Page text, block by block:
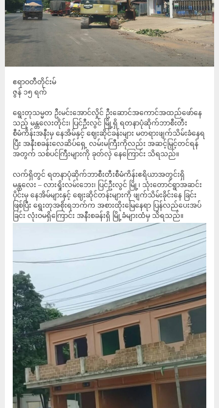
‎ဧရာဝတီတိုင်းမ်
‎‎ဇွန် ၁၅ ရက်
ရွေးတုသမ္မတ ဦးမင်းအောင်လှိုင် ဦးဆောင်အကောင်အထည်ဖော်နေ
သည့် မန္တလေးတိုင်း၊ ပြင်ဦးလွင် မြို့ရှိ ရတနာပုံဆိုက်ဘာစီးတီး
စီမံကိန်းအနီးမှ နေအိမ်နှင့် ဈေးဆိုင်ခန်းများ မတရားဖျက်သိမ်းခံနေရ
ပြီး အနီးစခန်းလေဆိပ်ရှေ့ လမ်းမကြီးကိုလည်း အဆင့်မြှင့်တင်ရန်
အတွက် သစ်ပင်ကြီးများကို ခုတ်လှဲ နေကြောင်း သိရသည်။
လက်ရှိတွင် ရတနာပုံဆိုက်ဘာစီးတီးစီမံကိန်းဧရိယာအတွင်းရှိ
မန္တလေး – လားရှိုးလမ်းဘေး၊ ပြင်ဦးလွင် မြို့၊ သုံးတောင်ရွာအဆင်း
ပိုင်းမှ နေအိမ်များနှင့် ဈေးဆိုင်တန်းများကို ဖျက်သိမ်းခိုင်းနေ ခြင်း
ဖြစ်ပြီး ရွေးတုအစိုးရဘက်က အစားထိုးမြေနေရာ ပြန်လည်ပေးအပ်
ခြင်း လုံးဝမရှိကြောင်း အနီးစခန်းရှိ မြို့ခံများထံမှ သိရသည်။